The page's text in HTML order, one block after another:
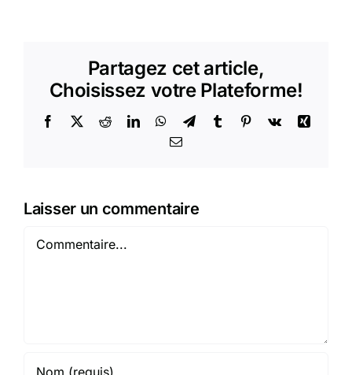
Partagez cet article,
Choisissez votre Plateforme!
Facebook
X RedditLinkedInWhatsApp
TelegramTumblr Pinterest
Vk
Xing
Email
Laisser un commentaire
Commentaire